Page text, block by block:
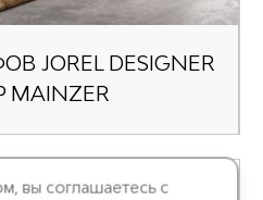
JOREL DESIGNER
MAINZER
вы соглашаетесь с